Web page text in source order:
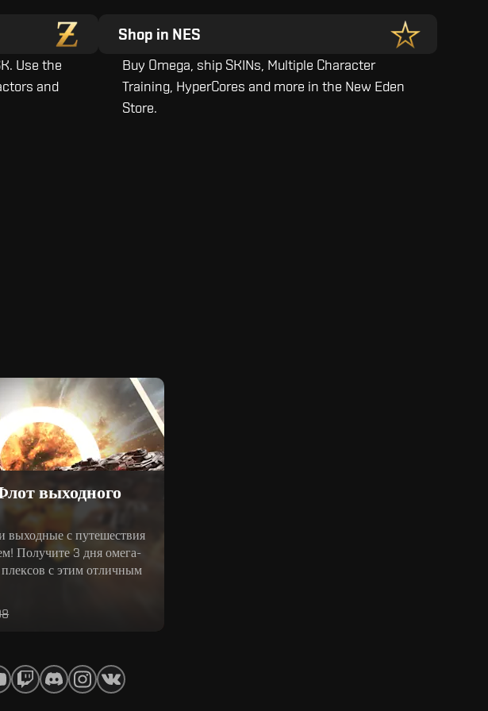
Use the
and
Shop in NES
Buy Omega, ship SKINs, Multiple Character
Training, HyperCores and more in the New Eden
Store.
выходного
выходные с путешествия
Получите 3 дня омега-
плексов с этим отличным